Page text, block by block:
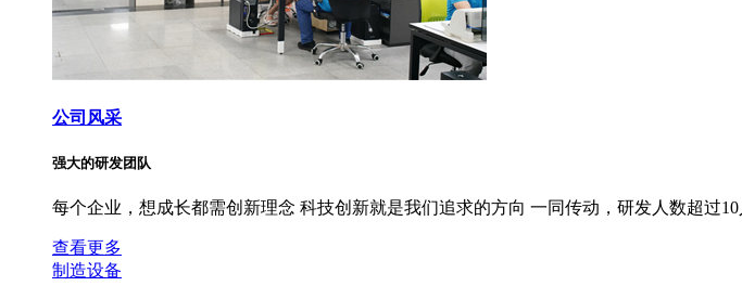
公司风采
强大的研发团队
每个企业，想成长都需创新理念 科技创新就是我们追求的方向 一同传动，研发人数超过
查看更多
制造设备